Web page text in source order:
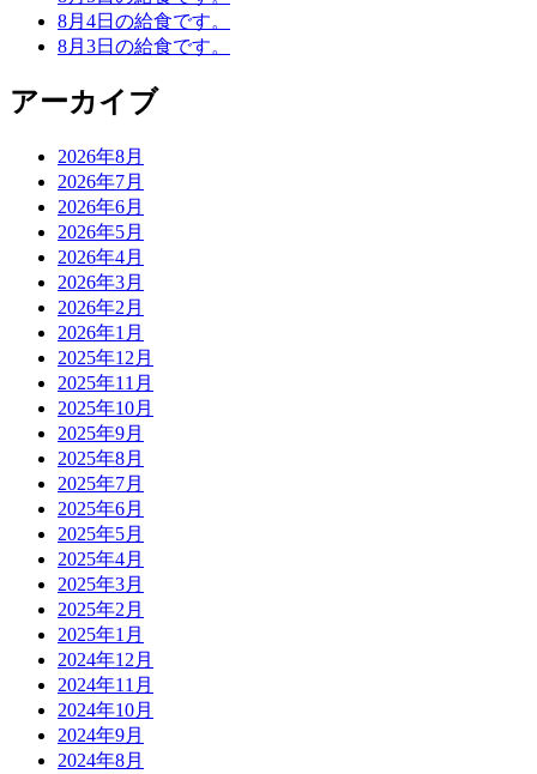
8月4日の給食です。
8月3日の給食です。
アーカイブ
2026年8月
2026年7月
2026年6月
2026年5月
2026年4月
2026年3月
2026年2月
2026年1月
2025年12月
2025年11月
2025年10月
2025年9月
2025年8月
2025年7月
2025年6月
2025年5月
2025年4月
2025年3月
2025年2月
2025年1月
2024年12月
2024年11月
2024年10月
2024年9月
2024年8月